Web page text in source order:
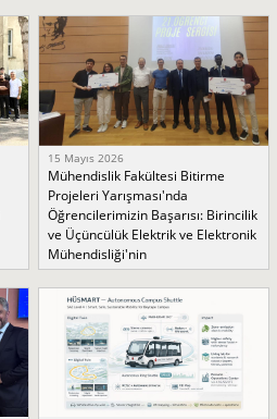
15 Mayıs 2026
Mühendislik Fakültesi Bitirme
Projeleri Yarışması'nda
Öğrencilerimizin Başarısı: Birincilik
ve Üçüncülük Elektrik ve Elektronik
Mühendisliği'nin